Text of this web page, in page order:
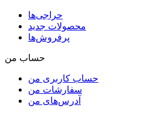
حراجی‌ها
محصولات جدید
پرفروش‌ها
حساب من
حساب کاربری من
سفارشات من
آدرس‌های من